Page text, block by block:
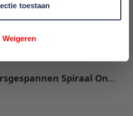
toestaan
Weigeren
reCAPTCHA - the
of Serviceapply.
Adore Dwarsgespannen Spiraal Onderschuifbed